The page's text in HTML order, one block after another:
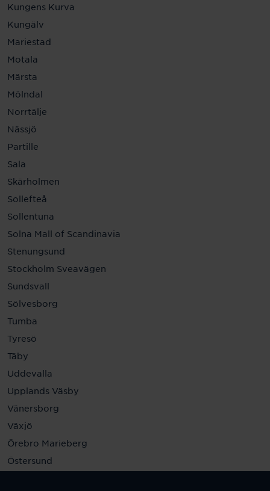
Kungens Kurva
Kungälv
Mariestad
Motala
Märsta
Mölndal
Norrtälje
Nässjö
Partille
Sala
Skärholmen
Sollefteå
Sollentuna
Solna Mall of Scandinavia
Stenungsund
Stockholm Sveavägen
Sundsvall
Sölvesborg
Tumba
Tyresö
Täby
Uddevalla
Upplands Väsby
Vänersborg
Växjö
Örebro Marieberg
Östersund